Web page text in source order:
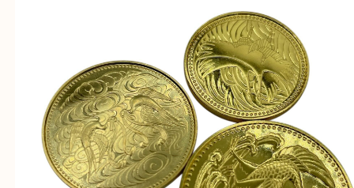
・急な出費に対応させて頂きます♪
★出張買取の対応可能地域★
西宮市・芦屋市その他日帰り出来る範囲で承ります
上記地域にない場合も、ご相談下さい。